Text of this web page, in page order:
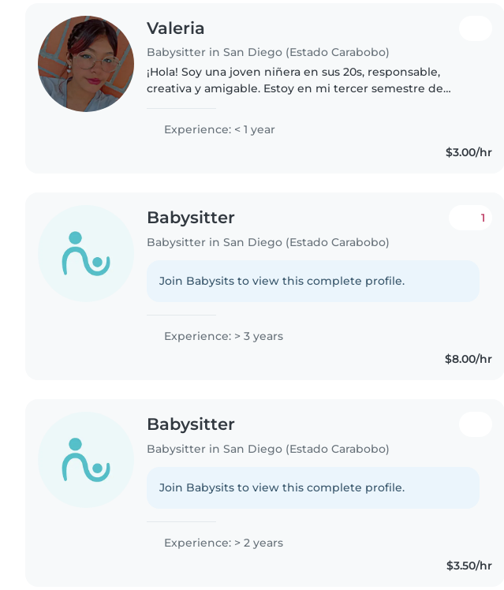
Valeria
Babysitter in San Diego (Estado Carabobo)
¡Hola! Soy una joven niñera en sus 20s, responsable,
creativa y amigable. Estoy en mi tercer semestre de
experiencia con niños con necesidades..
Experience: < 1 year
$3.00/hr
Babysitter
Babysitter in San Diego (Estado Carabobo)
1
Join Babysits to view this complete profile.
Experience: > 3 years
$8.00/hr
Babysitter
Babysitter in San Diego (Estado Carabobo)
Join Babysits to view this complete profile.
Experience: > 2 years
$3.50/hr